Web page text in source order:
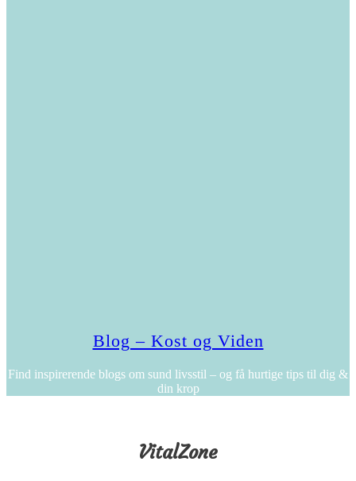
Blog – Kost og Viden
Find inspirerende blogs om sund livsstil – og få hurtige tips til dig &
din krop
VitalZone